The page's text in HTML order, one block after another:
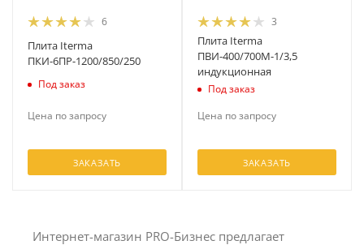
6
Плита Iterma
ПКИ-6ПР-1200/850/250
Под заказ
Цена по запросу
ЗАКАЗАТЬ
3
Плита Iterma
ПВИ-400/700М-1/3,5
индукционная
Под заказ
Цена по запросу
ЗАКАЗАТЬ
Интернет-магазин PRO-Бизнес предлагает